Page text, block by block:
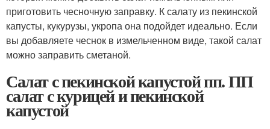
приготовить чесночную заправку. К салату из пекинской
капусты, кукурузы, укропа она подойдет идеально. Если
вы добавляете чеснок в измельченном виде, такой салат
можно заправить сметаной.
Салат с пекинской капустой пп. ПП
салат с курицей и пекинской
капустой